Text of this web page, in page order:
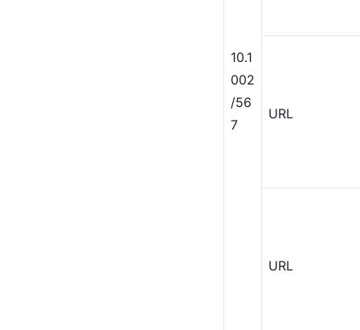
10.1
002
/56
7
URL
URL